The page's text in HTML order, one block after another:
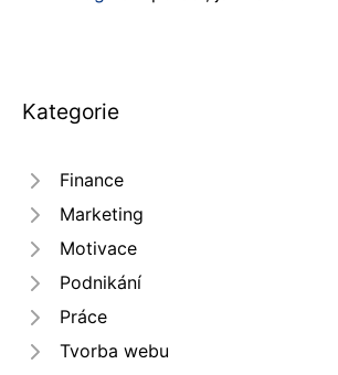
Kategorie
Finance
Marketing
Motivace
Podnikání
Práce
Tvorba webu